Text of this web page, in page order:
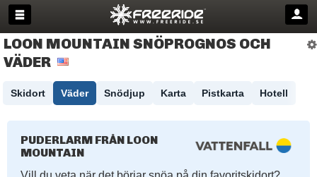
LOON MOUNTAIN SNÖPROGNOS OCH
VÄDER
Skidort Väder Snödjup Karta Pistkarta Hotell
PUDERLARM FRÅN LOON
MOUNTAIN